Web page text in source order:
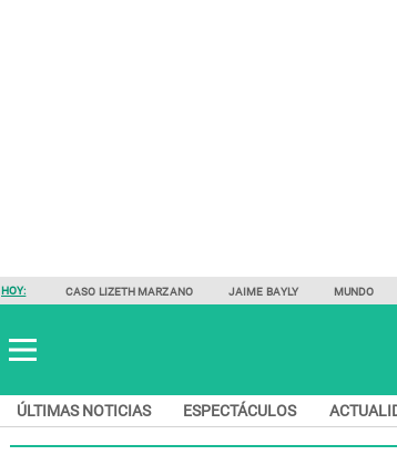
HOY: CASO LIZETH MARZANO JAIME BAYLY MUNDO
ÚLTIMAS NOTICIAS ESPECTÁCULOS